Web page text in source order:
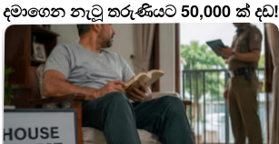
දමාගෙන නැටූ තරුණියට 50,000 ක් දඩ!